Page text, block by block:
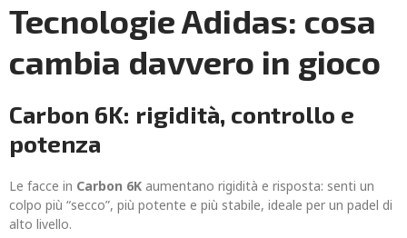
Tecnologie Adidas: cosa
cambia davvero in gioco
Carbon 6K: rigidità, controllo e
potenza
Le facce in Carbon 6K aumentano rigidità e risposta: senti un
colpo più “secco”, più potente e più stabile, ideale per un padel di
alto livello.